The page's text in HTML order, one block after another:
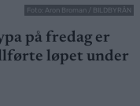
Foto: Aron Broman / BILDBYRÅN
på fredag er
løpet under